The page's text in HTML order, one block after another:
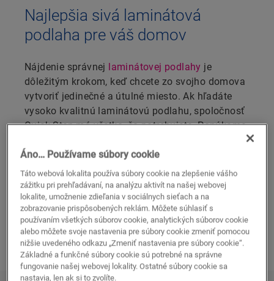
Najlepšia sivá laminátová
podlaha pre váš domov
Nájdenie správnej laminátovej podlahy je
dôležitým krokom, keď chcete zo svojho domova
vytvoriť jedinečné a útulné miesto. Ak hľadáte
vysoko kvalitnú laminátovú podlahu, spoločnosť
Quick-Step má všetko, čo potrebujete. Ponúkame
ktorá vytvorí vo vašom domove výnimočnú
atmosféru, ktorú hľadáte. Naše sivé laminátové
podlahy sú udržateľné, stabilné a väčšina z nich
je aj vodeodolná!
POZRITE SI NAŠE SIVÉ LAMINÁTOVÉ
PODLAHY
Áno… Používame súbory cookie
Táto webová lokalita používa súbory cookie na zlepšenie vášho
zážitku pri prehľadávaní, na analýzu aktivít na našej webovej
lokalite, umožnenie zdieľania v sociálnych sieťach a na
zobrazovanie prispôsobených reklám. Môžete súhlasiť s
používaním všetkých súborov cookie, analytických súborov cookie
alebo môžete svoje nastavenia pre súbory cookie zmeniť pomocou
nižšie uvedeného odkazu „Zmeniť nastavenia pre súbory cookie“.
Základné a funkčné súbory cookie sú potrebné na správne
fungovanie našej webovej lokality. Ostatné súbory cookie sa
nastavia, len ak si to zvolíte.